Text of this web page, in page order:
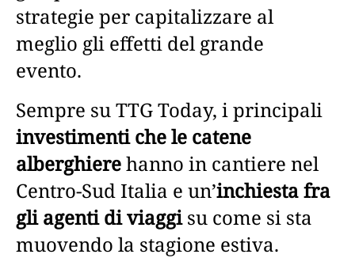
strategie per capitalizzare al
meglio gli effetti del grande
evento.
Sempre su TTG Today, i principali
investimenti che le catene
alberghierehanno in cantiere nel
Centro-Sud Italia e un’inchiesta fra
gli agenti di viaggisu come si sta
muovendo la stagione estiva.